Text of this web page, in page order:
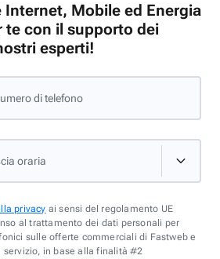
Internet, Mobile ed Energia
te con il supporto dei
esperti!
di telefono
oraria
privacy ai sensi del regolamento UE
al trattamento dei dati personali per
sulle offerte commerciali di Fastweb e
in base alla finalità #2